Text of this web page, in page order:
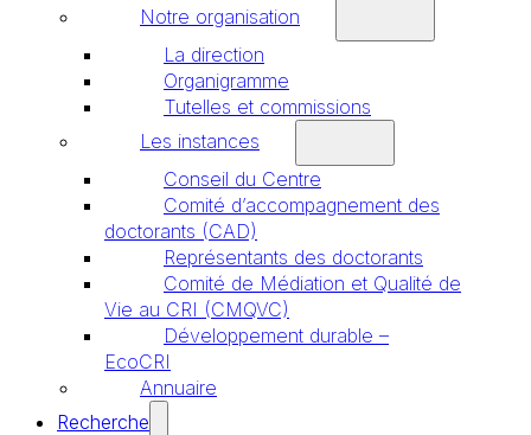
Notre organisation
La direction
Organigramme
Tutelles et commissions
Les instances
Conseil du Centre
Comité d’accompagnement des
doctorants (CAD)
Représentants des doctorants
Comité de Médiation et Qualité de
Vie au CRI (CMQVC)
Développement durable –
EcoCRI
Annuaire
Recherche